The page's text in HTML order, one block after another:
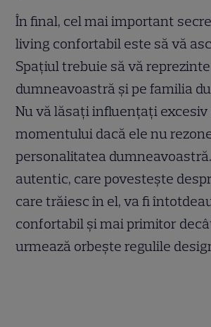
În final, cel mai important
living confortabil este să vă
Spațiul trebuie să vă
dumneavoastră și pe familia
Nu vă lăsați influențați
momentului dacă ele nu
personalitatea
autentic, care povestește
care trăiesc în el, va fi
confortabil și mai primitor
urmează orbește regulile